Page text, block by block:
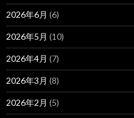
2026年6月 (6)
2026年5月 (10)
2026年4月 (7)
2026年3月 (8)
2026年2月 (5)